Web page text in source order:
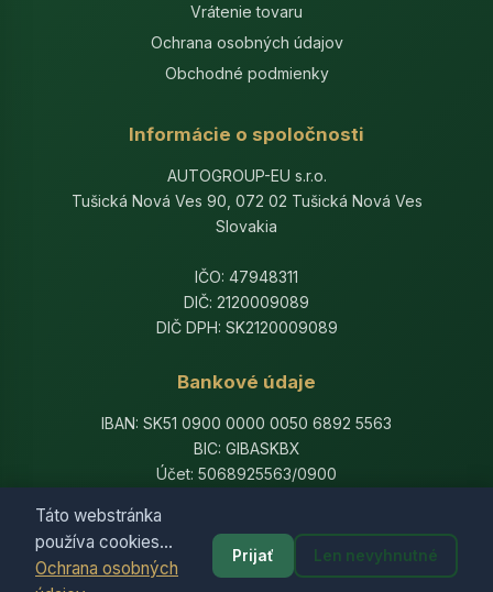
Táto webstránka
používa cookies...
Ochrana osobných
Prijať Len nevyhnutné
Vrátenie tovaru
Ochrana osobných údajov
Obchodné podmienky
Informácie o spoločnosti
AUTOGROUP-EU s.r.o.
Tušická Nová Ves 90, 072 02 Tušická Nová Ves
Slovakia
IČO: 47948311
DIČ: 2120009089
DIČ DPH: SK2120009089
Bankové údaje
IBAN: SK51 0900 0000 0050 6892 5563
BIC: GIBASKBX
Účet: 5068925563/0900